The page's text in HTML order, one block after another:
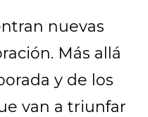
nuevas
Más allá
y de los
van a triunfar